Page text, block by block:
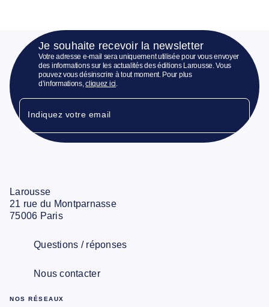
Je souhaite recevoir la newsletter
Votre adresse e-mail sera uniquement utilisée pour vous envoyer
des informations sur les actualités des éditions Larousse. Vous
pouvez vous désinscrire à tout moment. Pour plus
d’informations,cliquez ici.
Indiquez votre email
Larousse
21 rue du Montparnasse
75006 Paris
Questions / réponses
Nous contacter
NOS RÉSEAUX